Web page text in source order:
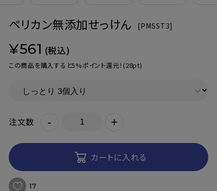
ペリカン無添加せっけん [PMSST3]
¥561 (税込)
この商品を購入すると5%ポイント還元！ (28pt)
注文数 - +
カートに入れる
17